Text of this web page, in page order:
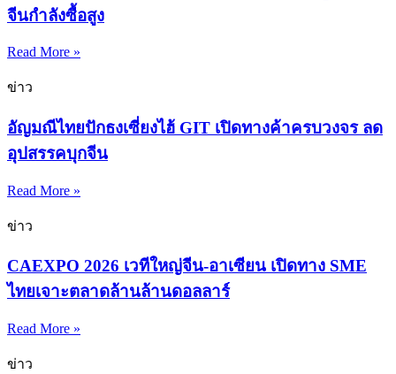
จีนกำลังซื้อสูง
Read More »
ข่าว
อัญมณีไทยปักธงเซี่ยงไฮ้ GIT เปิดทางค้าครบวงจร ลด
อุปสรรคบุกจีน
Read More »
ข่าว
CAEXPO 2026 เวทีใหญ่จีน-อาเซียน เปิดทาง SME
ไทยเจาะตลาดล้านล้านดอลลาร์
Read More »
ข่าว